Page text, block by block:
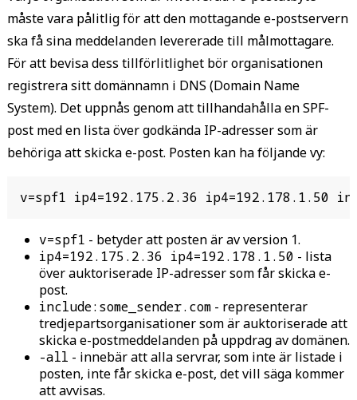
måste vara pålitlig för att den mottagande e-postservern
ska få sina meddelanden levererade till målmottagare.
För att bevisa dess tillförlitlighet bör organisationen
registrera sitt domännamn i DNS (Domain Name
System). Det uppnås genom att tillhandahålla en SPF-
post med en lista över godkända IP-adresser som är
behöriga att skicka e-post. Posten kan ha följande vy:
v=spf1 ip4=192.175.2.36 ip4=192.178.1.50
v=spf1 - betyder att posten är av version 1.
ip4=192.175.2.36 ip4=192.178.1.50 - lista
över auktoriserade IP-adresser som får skicka e-
post.
include:some_sender.com- representerar
tredjepartsorganisationer som är auktoriserade att
skicka e-postmeddelanden på uppdrag av domänen.
-all - innebär att alla servrar, som inte är listade i
posten, inte får skicka e-post, det vill säga kommer
att avvisas.